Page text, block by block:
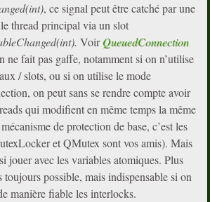
, ce signal peut être catché par une
thread principal via un slot
VoirQueuedConnection
ne fait pas gaffe, notamment si on n’utilise
/ slots, ou si on utilise le mode
on peut sans se rendre compte avoir
qui modifient en même temps la même
de protection de base, c’est les
et QMutex sont vos amis). Mais
jouer avec les variables atomiques. Plus
possible, mais indispensable si on
manière fiable les interlocks.